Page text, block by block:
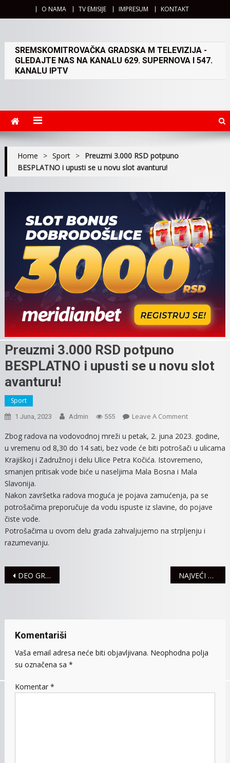
O NAMA TV EMISIJE IMPRESUM KONTAKT
SREMSKOMITROVAČKA GRADSKA M TELEVIZIJA -
GLEDAJTE NAS NA KANALU 629. SUPERNOVA I 547.
KANALU IPTV
Home > Sport > Preuzmi 3.000 RSD potpuno
BESPLATNO i upusti se u novu slot avanturu!
Preuzmi 3.000 RSD potpuno
BESPLATNO i upusti se u novu slot
avanturu!
Sport
1 Juna, 2023 Admin 555 Leave A CommentOn
3.000
RSD
Potpuno
BESPLATNO
Upusti
Se
Novu
Zbog radova na vodovodnoj mreži u petak, 2. juna 2023. godine,
u vremenu od 8,30 do 14 sati, bez vode će biti potrošači u ulicama
Кrajiškoj i Zadružnoj i delu Ulice Petra Кočića. Istovremeno,
smanjen pritisak vode biće u naseljima Mala Bosna i Mala
Slavonija.
Nakon završetka radova moguća je pojava zamućenja, pa se
potrošačima preporučuje da vodu ispuste iz slavine, do pojave
čiste vode.
Potrošačima u ovom delu grada zahvaljujemo na strpljenju i
razumevanju.
Navigacija
DEO GRADA U PETAК BEZ VODE NAJVEĆI SPECIJAL IGARA ZA NBA: Sve je spremno za finale, može li Jokić do prstena?
Komentariši
Vaša email adresa neće biti objavljivana. Neophodna polja
su označena sa *
Komentar *